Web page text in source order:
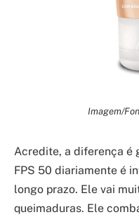
Imagem/
Acredite, a diferença é
FPS 50 diariamente é
longo prazo. Ele vai
queimaduras. Ele